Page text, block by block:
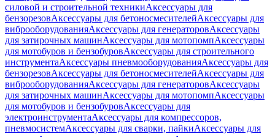
силовой и строительной техникиАксессуары для
бензорезовАксессуары для бетоносмесителейАксессуары для
виброоборудованияАксессуары для генераторовАксессуары
для затирочных машинАксессуары для мотопомпАксессуары
для мотобуров и бензобуровАксессуары для строительного
инструментаАксессуары пневмооборудованияАксессуары для
бензорезовАксессуары для бетоносмесителейАксессуары для
виброоборудованияАксессуары для генераторовАксессуары
для затирочных машинАксессуары для мотопомпАксессуары
для мотобуров и бензобуровАксессуары для
электроинструментаАксессуары для компрессоров,
пневмосистемАксессуары для сварки, пайкиАксессуары для